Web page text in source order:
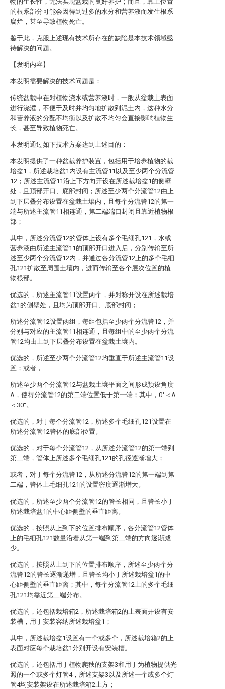
的根系部分可能会因得到过多的水分和营养液而发生根系
腐烂，甚至导致植物死亡。
鉴于此，克服上述现有技术所存在的缺陷是本技术领域亟
待解决的问题。
【发明内容】
本发明需要解决的技术问题是：
传统盆栽中在对植物浇水或营养液时，一般从盆栽上表面
进行浇灌，不便于及时并均匀地扩散到泥土内，这种水分
和营养液的分配不均衡以及扩散不均匀会直接影响植物生
长，甚至导致植物死亡。
本发明通过如下技术方案达到上述目的：
本发明提供了一种盆栽养护装置，包括用于培养植物的栽
培盆1，所述栽培盆1内设有主流管11以及至少两个分流管
12；所述主流管11沿上下方向开设在所述栽培盆1的侧壁
处，且顶部开口、底部封闭；所述至少两个分流管12由上
到下层叠分布设置在盆栽土壤内，且每个分流管12的第一
端与所述主流管11相连通，第二端端口封闭且靠近植物根
部；
其中，所述分流管12的管体上设有多个毛细孔121，水或
营养液由所述主流管11的顶部开口进入后，分别传输至所
述至少两个分流管12内，并通过各分流管12上的多个毛细
孔121扩散至周围土壤内，进而传输至各个层次位置的植
物根部。
优选的，所述主流管11设置两个，并对称开设在所述栽培
盆1的侧壁处，且均为顶部开口、底部封闭；
所述分流管12设置两组，每组包括至少两个分流管12，并
分别与对应的主流管11相连通，且每组中的至少两个分流
管12均由上到下层叠分布设置在盆栽土壤内。
优选的，所述至少两个分流管12均垂直于所述主流管11设
置；或者，
所述至少两个分流管12与盆栽土壤平面之间形成预设角度
A，使得分流管12的第二端位置低于第一端；其中，0°＜A
＜30°。
优选的，对于每个分流管12，所述多个毛细孔121设置在
所述分流管12管体的底部位置。
优选的，对于每个分流管12，从所述分流管12的第一端到
第二端，管体上所述多个毛细孔121的孔径逐渐增大；
或者，对于每个分流管12，从所述分流管12的第一端到第
二端，管体上毛细孔121的设置密度逐渐增大。
优选的，所述至少两个分流管12的管长相同，且管长小于
所述栽培盆1的中心距侧壁的垂直距离。
优选的，按照从上到下的位置排布顺序，各分流管12管体
上的毛细孔121数量沿着从第一端到第二端的方向逐渐减
少。
优选的，按照从上到下的位置排布顺序，所述至少两个分
流管12的管长逐渐递增，且管长均小于所述栽培盆1的中
心距侧壁的垂直距离；其中，每个分流管12上的多个毛细
孔121均靠近第二端分布。
优选的，还包括栽培箱2，所述栽培箱2的上表面开设有安
装槽，用于安装容纳所述栽培盆1；
其中，所述栽培盆1设置有一个或多个，所述栽培箱2的上
表面对应每个栽培盆1分别开设有安装槽。
优选的，还包括用于植物爬秧的支架3和用于为植物提供光
照的一个或多个灯管4，所述支架3以及所述一个或多个灯
管4均安装架设在所述栽培箱2上方；